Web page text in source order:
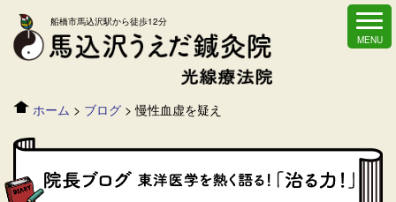
船橋市馬込沢駅から徒歩12分
ホーム > ブログ>慢性血虚を疑え